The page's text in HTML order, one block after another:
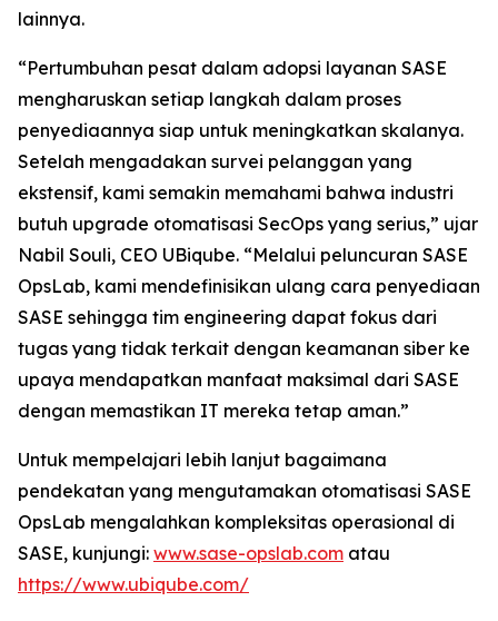
lainnya.
“Pertumbuhan pesat dalam adopsi layanan SASE
mengharuskan setiap langkah dalam proses
penyediaannya siap untuk meningkatkan skalanya.
Setelah mengadakan survei pelanggan yang
ekstensif, kami semakin memahami bahwa industri
butuh upgrade otomatisasi SecOps yang serius,” ujar
Nabil Souli, CEO UBiqube. “Melalui peluncuran SASE
OpsLab, kami mendefinisikan ulang cara penyediaan
SASE sehingga tim engineering dapat fokus dari
tugas yang tidak terkait dengan keamanan siber ke
upaya mendapatkan manfaat maksimal dari SASE
dengan memastikan IT mereka tetap aman.”
Untuk mempelajari lebih lanjut bagaimana
pendekatan yang mengutamakan otomatisasi SASE
OpsLab mengalahkan kompleksitas operasional di
SASE, kunjungi: www.sase-opslab.com atau
https://www.ubiqube.com/